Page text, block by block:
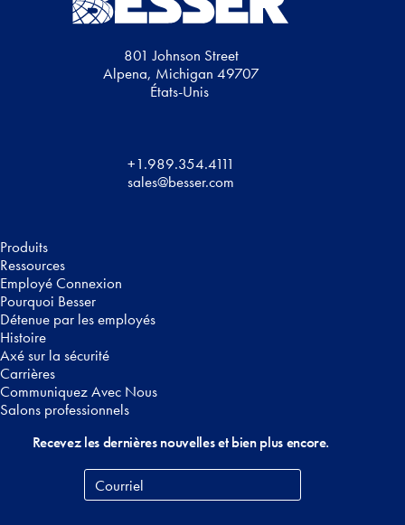
801 Johnson Street
Alpena, Michigan 49707
États-Unis
+1.989.354.4111
sales@besser.com
Produits
Ressources
Employé Connexion
Pourquoi Besser
Détenue par les employés
Histoire
Axé sur la sécurité
Carrières
Communiquez Avec Nous
Salons professionnels
Recevez les dernières nouvelles et bien plus encore.
Courriel*